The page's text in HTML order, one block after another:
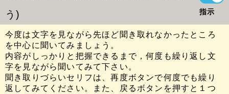
う
指示
今度は文字を見ながら先ほど聞き取れなかったところ
を中心に聞いてみましょう。
内容がしっかりと把握できるまで，何度も繰り返し文
字を見ながら聞いてみて下さい。
聞き取りづらいセリフは、再度ボタンで何度でも繰り
返してみてください。また、戻るボタンを押すと１つ